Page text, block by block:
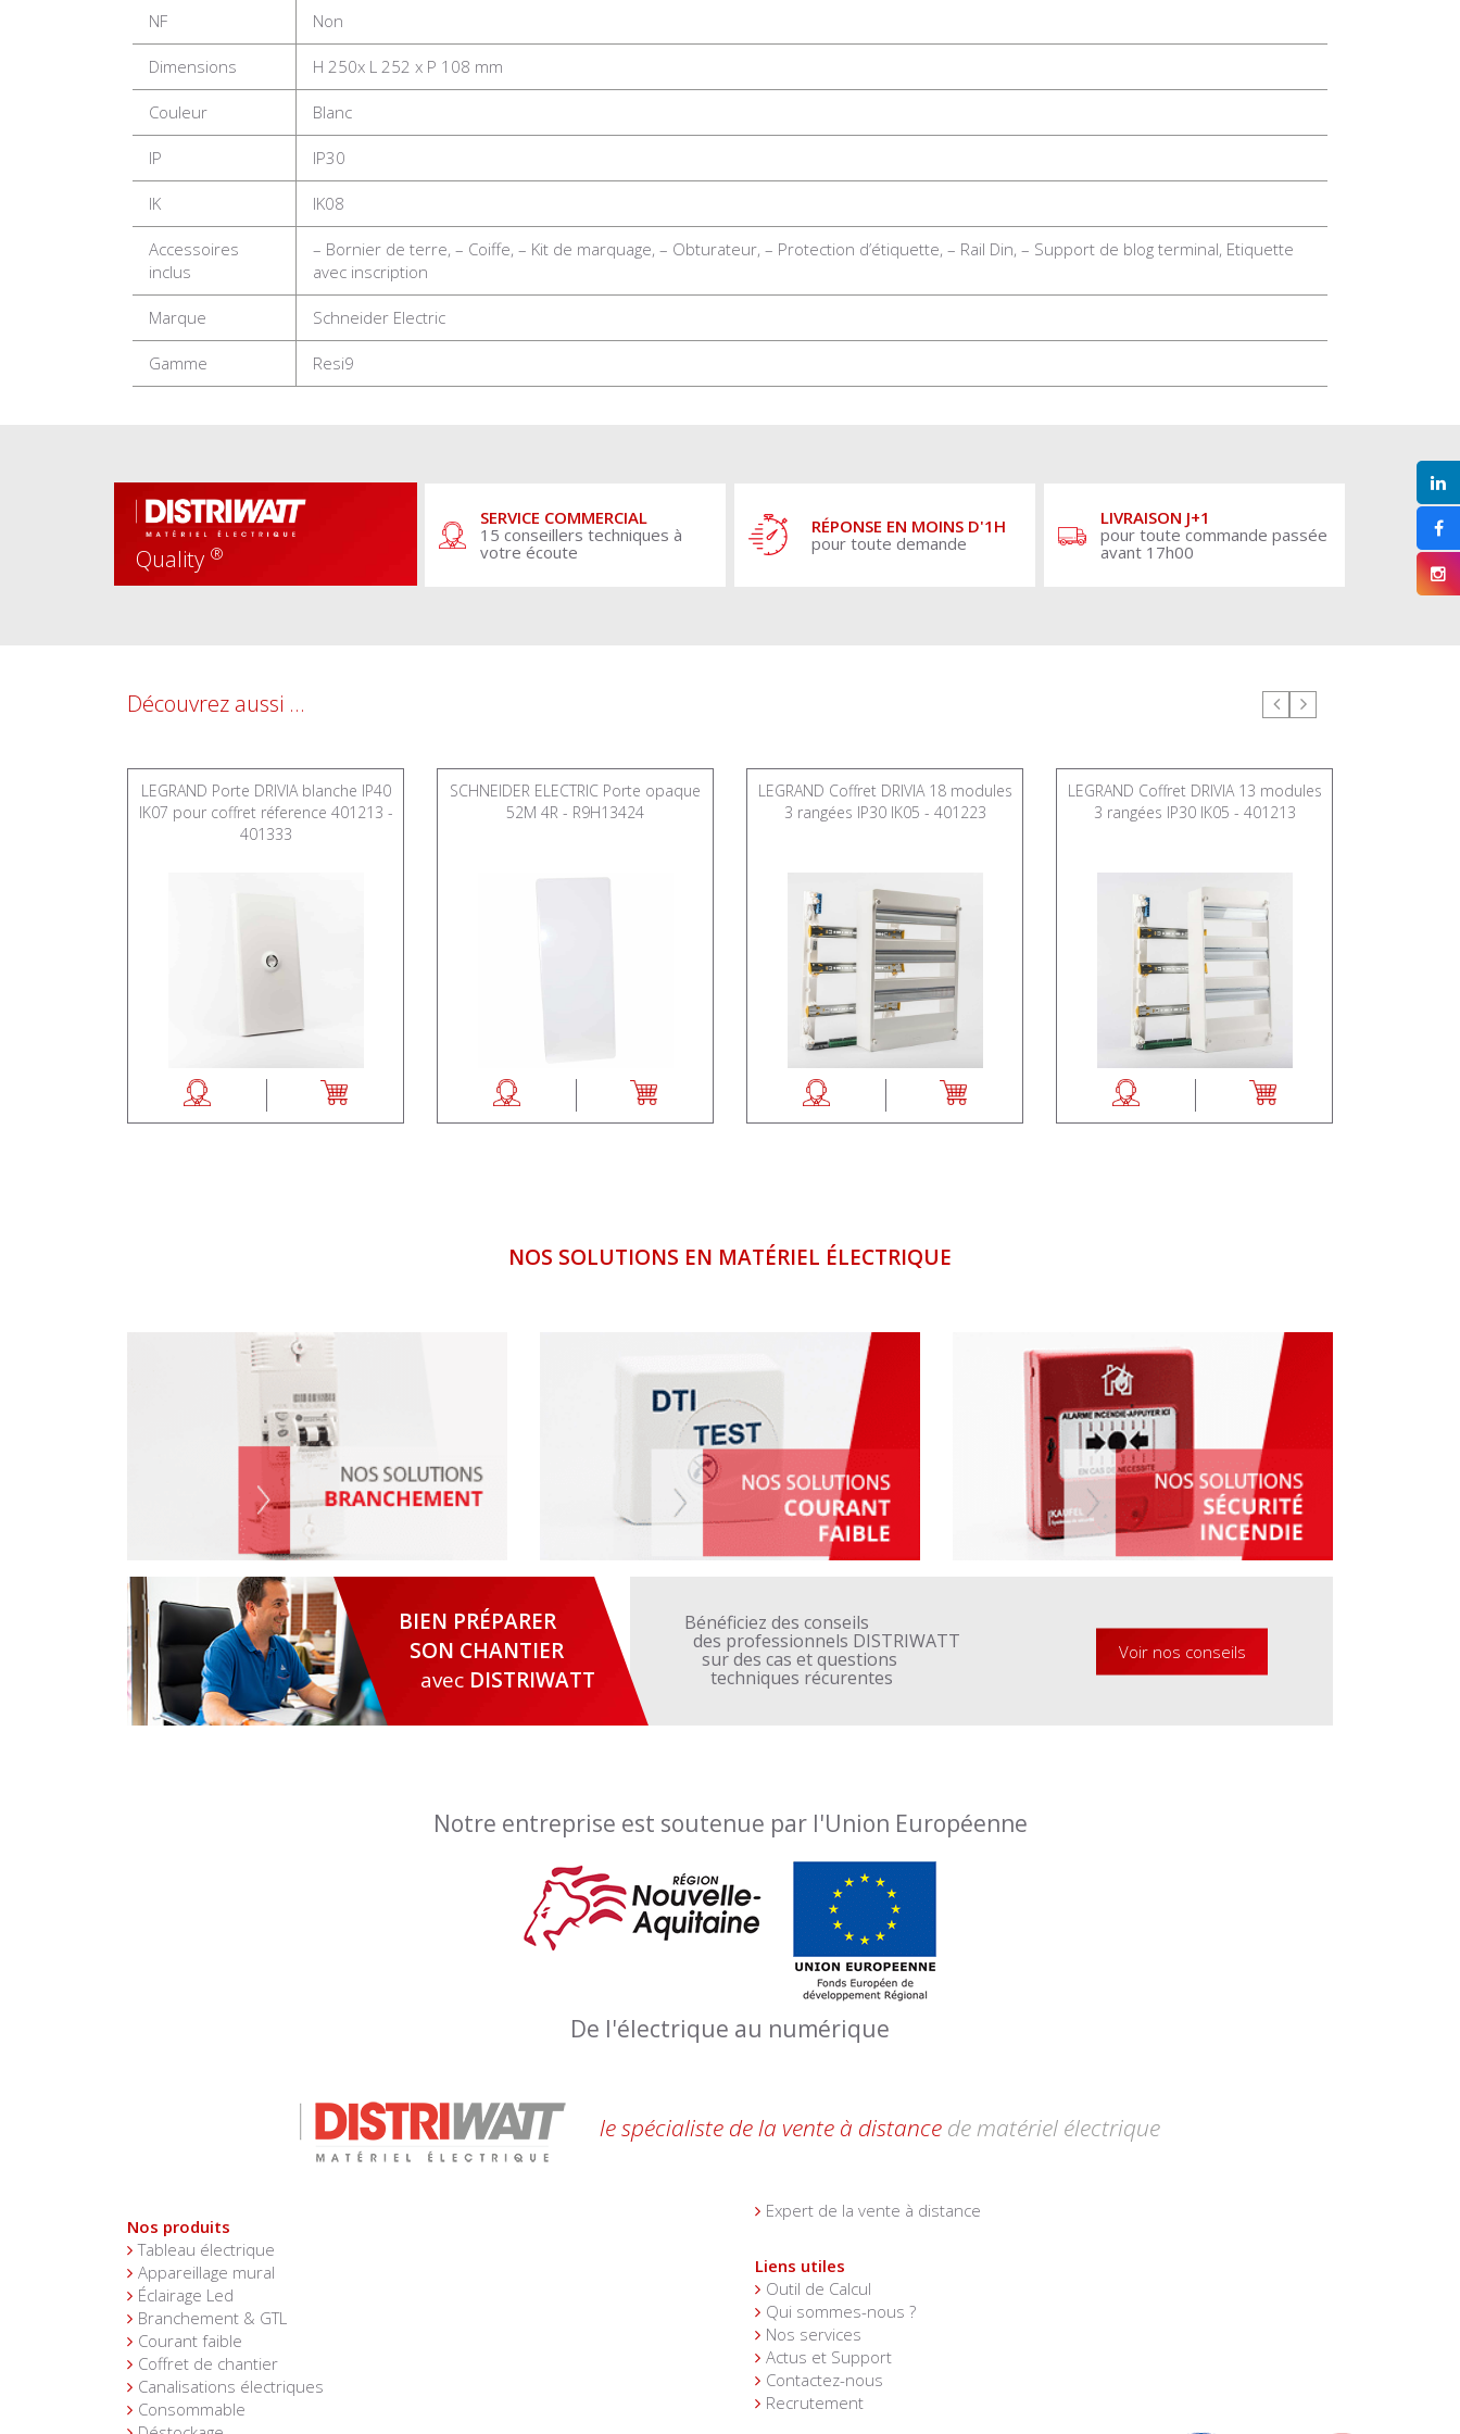
NF Non
Dimensions H 250x L 252 x P 108 mm
Couleur Blanc
IP IP30
IK IK08
Accessoires
inclus
– Bornier de terre, – Coiffe, – Kit de marquage, – Obturateur, – Protection d’étiquette, – Rail Din, – Support de blog terminal, Etiquette
avec inscription
Marque Schneider Electric
Gamme Resi9
Quality ®
SERVICE COMMERCIAL
15 conseillers techniques à
votre écoute
RÉPONSE EN MOINS D'1H
pour toute demande
LIVRAISON J+1
pour toute commande passée
avant 17h00
Découvrez aussi ...
LEGRAND Porte DRIVIA blanche IP40
IK07 pour coffret réference 401213 -
401333
SCHNEIDER ELECTRIC Porte opaque
52M 4R - R9H13424
LEGRAND Coffret DRIVIA 18 modules
3 rangées IP30 IK05 - 401223
LEGRAND Coffret DRIVIA 13 modules
3 rangées IP30 IK05 - 401213
NOS SOLUTIONS EN MATÉRIEL ÉLECTRIQUE
Bénéficiez des conseils
des professionnels DISTRIWATT
sur des cas et questions
techniques récurentes
Voir nos conseils
BIEN PRÉPARER
SON CHANTIER
avec DISTRIWATT
Notre entreprise est soutenue par l'Union Européenne
De l'électrique au numérique
le spécialiste de la vente à distancede matériel électrique
Nos produits
Tableau électrique
Appareillage mural
Éclairage Led
Branchement & GTL
Courant faible
Coffret de chantier
Canalisations électriques
Consommable
Expert de la vente à distance
Liens utiles
Outil de Calcul
Qui sommes-nous ?
Nos services
Actus et Support
Contactez-nous
Recrutement